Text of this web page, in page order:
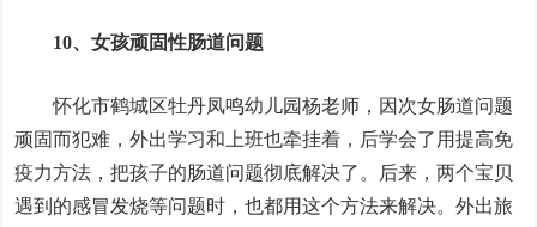
10、女孩顽固性肠道问题
怀化市鹤城区牡丹凤鸣幼儿园杨老师，因次女肠道问题
顽固而犯难，外出学习和上班也牵挂着，后学会了用提高免
疫力方法，把孩子的肠道问题彻底解决了。后来，两个宝贝
遇到的感冒发烧等问题时，也都用这个方法来解决。外出旅